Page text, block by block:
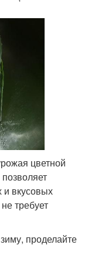
цветной
и вкусовых
требует
проделайте